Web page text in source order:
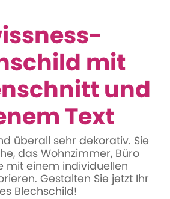
mit
und
Text
überall sehr dekorativ. Sie
das Wohnzimmer, Büro
mit einem individuellen
Gestalten Sie jetzt Ihr
Blechschild!